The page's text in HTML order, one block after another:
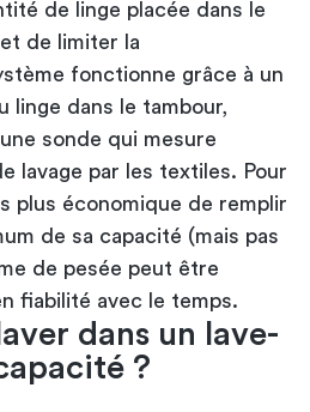
de linge placée dans le
de limiter la
fonctionne grâce à un
linge dans le tambour,
sonde qui mesure
lavage par les textiles. Pour
plus économique de remplir
de sa capacité (mais pas
de pesée peut être
fiabilité avec le temps.
dans un lave-
?